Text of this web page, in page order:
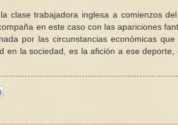
clase trabajadora inglesa a comienzos del
en este caso con las apariciones
por las circunstancias económicas que
en la sociedad, es la afición a ese deporte,